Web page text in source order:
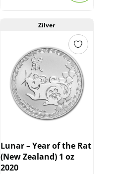
Zilver
Lunar – Year of the Rat
(New Zealand) 1 oz
2020